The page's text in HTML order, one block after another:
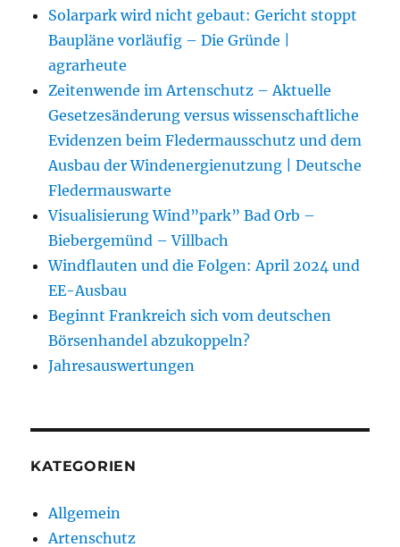
Solarpark wird nicht gebaut: Gericht stoppt
Baupläne vorläufig – Die Gründe |
agrarheute
Zeitenwende im Artenschutz – Aktuelle
Gesetzesänderung versus wissenschaftliche
Evidenzen beim Fledermausschutz und dem
Ausbau der Windenergienutzung | Deutsche
Fledermauswarte
Visualisierung Wind”park” Bad Orb –
Biebergemünd – Villbach
Windflauten und die Folgen: April 2024 und
EE-Ausbau
Beginnt Frankreich sich vom deutschen
Börsenhandel abzukoppeln?
Jahresauswertungen
KATEGORIEN
Allgemein
Artenschutz